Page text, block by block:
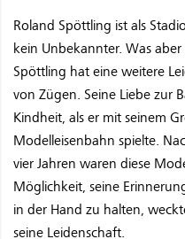
Roland Spöttling ist als
kein Unbekannter. Was
Spöttling hat eine weitere
von Zügen. Seine Liebe zur
Kindheit, als er mit seinem
Modelleisenbahn spielte.
vier Jahren waren diese
Möglichkeit, seine
in der Hand zu halten,
seine Leidenschaft.